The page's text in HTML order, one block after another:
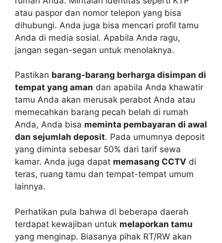
atau paspor dan nomor telepon yang bisa
dihubungi. Anda juga bisa mencari profil tamu
Anda di media sosial. Apabila Anda ragu,
jangan segan-segan untuk menolaknya.
Pastikan barang-barang berharga disimpan di
tempat yang aman dan apabila Anda khawatir
tamu Anda akan merusak perabot Anda atau
memecahkan barang pecah belah di rumah
Anda, Anda bisa meminta pembayaran di awal
dan sejumlah deposit. Pada umumnya deposit
yang diminta sebesar 50% dari tarif sewa
kamar. Anda juga dapat memasang CCTV di
teras, ruang tamu dan tempat-tempat umum
lainnya.
Perhatikan pula bahwa di beberapa daerah
terdapat kewajiban untuk melaporkan tamu
yang menginap. Biasanya pihak RT/RW akan